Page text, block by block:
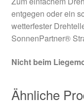
entgegen oder ein
wetterfester
SonnenPartner®
Nicht beim
Ähnliche